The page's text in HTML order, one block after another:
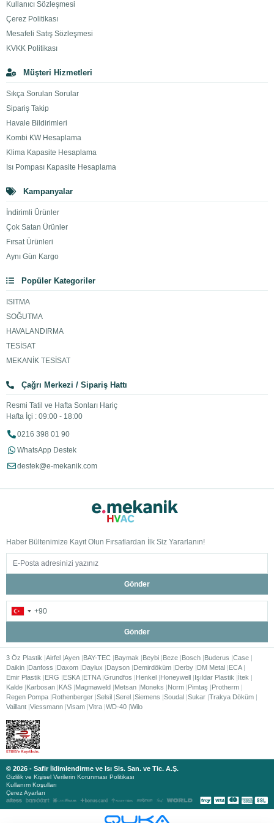
Kullanıcı Sözleşmesi
Çerez Politikası
Mesafeli Satış Sözleşmesi
KVKK Politikası
Müşteri Hizmetleri
Sıkça Sorulan Sorular
Sipariş Takip
Havale Bildirimleri
Kombi KW Hesaplama
Klima Kapasite Hesaplama
Isı Pompası Kapasite Hesaplama
Kampanyalar
İndirimli Ürünler
Çok Satan Ürünler
Fırsat Ürünleri
Aynı Gün Kargo
Popüler Kategoriler
ISITMA
SOĞUTMA
HAVALANDIRMA
TESİSAT
MEKANİK TESİSAT
Çağrı Merkezi / Sipariş Hattı
Resmi Tatil ve Hafta Sonları Hariç
Hafta İçi : 09:00 - 18:00
0216 398 01 90
WhatsApp Destek
destek@e-mekanik.com
Haber Bültenimize Kayıt Olun Fırsatlardan İlk Siz Yararlanın!
Gönder
Gönder
3 Öz Plastik Airfel Ayen BAY-TEC Baymak Beybi Beze Bosch Buderus Case
Daikin Danfoss Daxom Daylux Dayson Demirdöküm Derby DM Metal ECA
Emir Plastik
ERG ESKA ETNA Grundfos Henkel Honeywell Işıldar Plastik
İtek
Kalde Karbosan KAS Magmaweld Metsan Moneks Norm Pimtaş
Protherm
Regen Pompa Rothenberger Selsil Serel Siemens Soudal Sukar Trakya Döküm
Vaillant Viessmann Visam Vitra WD-40 Wilo
© 2026 - Safir İklimlendirme ve Isı Sis. San. ve Tic. A.Ş.
Gizlilik ve Kişisel Verilerin Korunması Politikası
Kullanım Koşulları
Çerez Ayarları